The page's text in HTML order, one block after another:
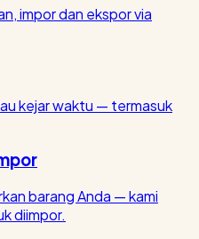
impor dan ekspor via
kejar waktu — termasuk
barang Anda — kami
diimpor.